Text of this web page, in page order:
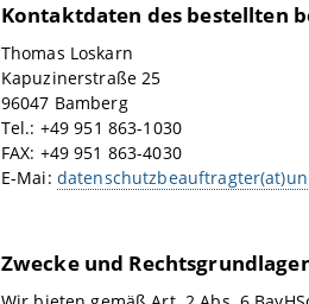
Kontaktdaten des bestellten
Thomas Loskarn
Kapuzinerstraße 25
96047 Bamberg
Tel.: +49 951 863-1030
FAX: +49 951 863-4030
E-Mai:
Zwecke und